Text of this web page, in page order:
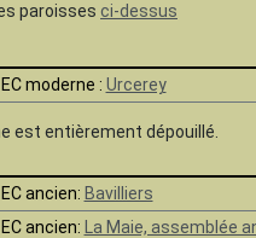
paroisses ci-dessus
EC moderne : Urcerey
est entièrement dépouillé.
EC ancien: Bavilliers
EC ancien: La Maie, assemblée